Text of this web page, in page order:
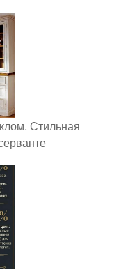
Стильная